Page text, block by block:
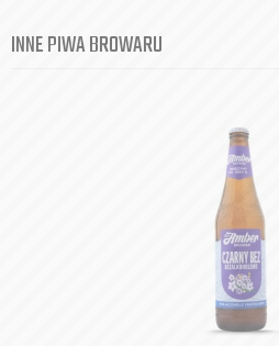
INNE PIWA BROWARU